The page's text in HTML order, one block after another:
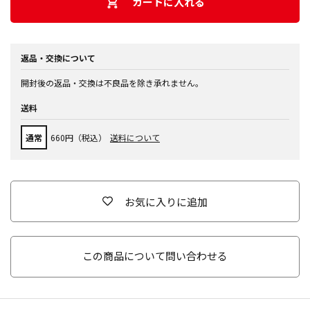
返品・交換について
開封後の返品・交換は不良品を除き承れません。
送料
通常 660円（税込） 送料について
お気に入りに追加
この商品について問い合わせる